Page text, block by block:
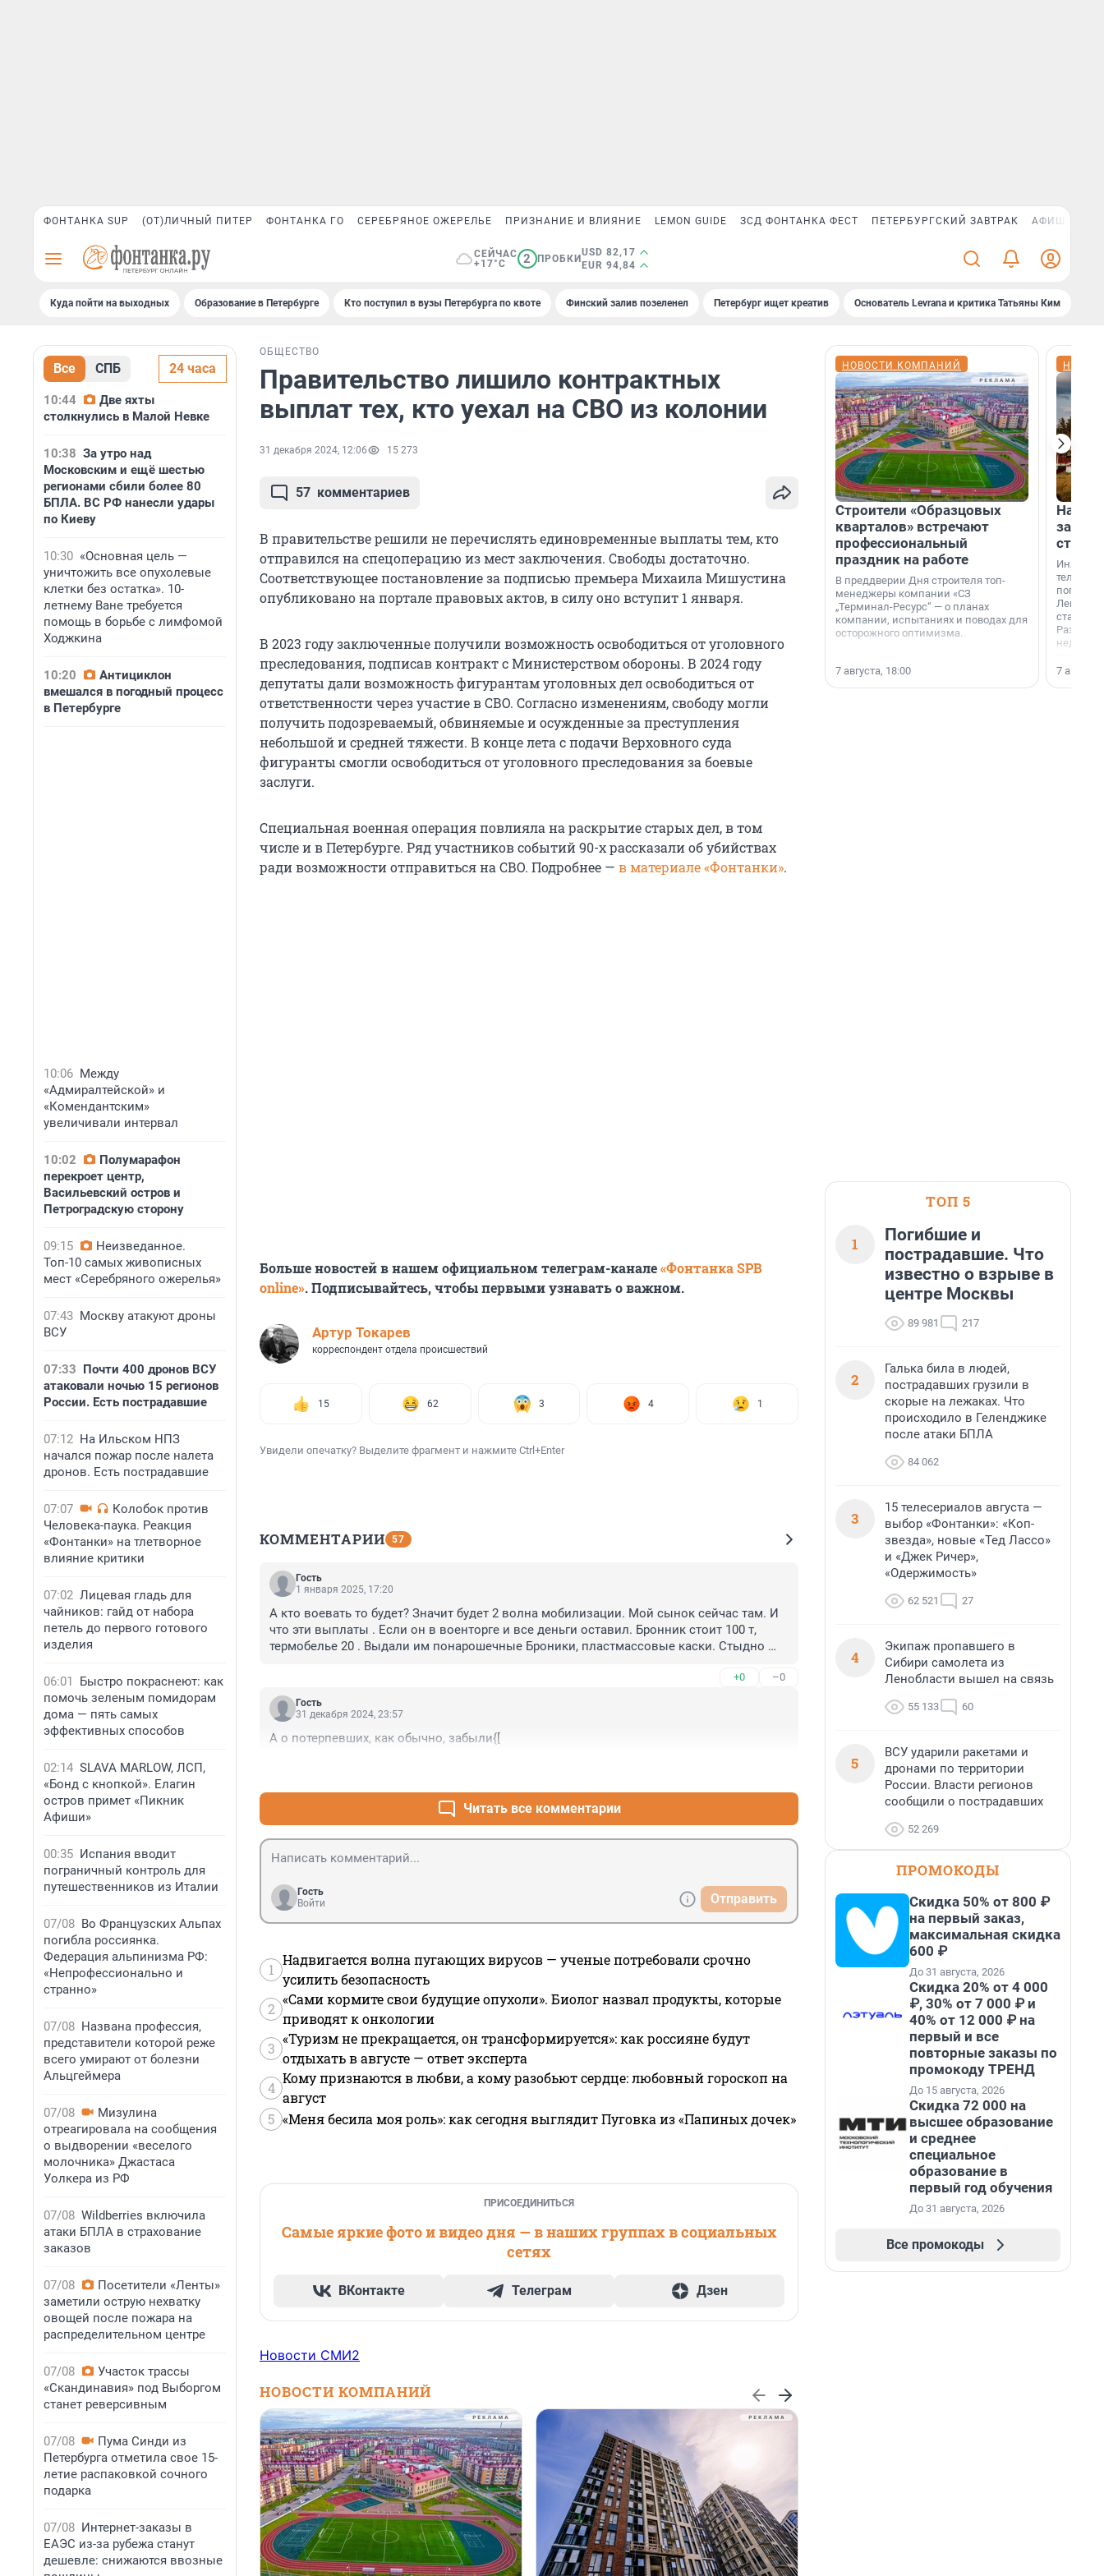
ФОНТАНКА SUP (ОТ)ЛИЧНЫЙ ПИТЕР ФОНТАНКА ГО СЕРЕБРЯНОЕ ОЖЕРЕЛЬЕ ПРИЗНАНИЕ И ВЛИЯНИЕ LEMON GUIDE ЗСД ФОНТАНКА ФЕСТ ПЕТЕРБУРГСКИЙ ЗАВТРАК АФИША PLUS
СЕЙЧАС
+17°C
2 ПРОБКИ
USD 82,17
EUR 94,84
Куда пойти на выходных Образование в Петербурге Кто поступил в вузы Петербурга по квоте Финский залив позеленел Петербург ищет креатив Основатель Levrana и критика Татьяны Ким
Все СПБ 24 часа
10:44
Две яхты
столкнулись в Малой Невке
10:38 За утро над
Московским и ещё шестью
регионами сбили более 80
БПЛА. ВС РФ нанесли удары
по Киеву
10:30 «Основная цель —
уничтожить все опухолевые
клетки без остатка». 10-
летнему Ване требуется
помощь в борьбе с лимфомой
Ходжкина
10:20
Антициклон
вмешался в погодный процесс
в Петербурге
10:06 Между
«Адмиралтейской» и
«Комендантским»
увеличивали интервал
10:02
Полумарафон
перекроет центр,
Васильевский остров и
Петроградскую сторону
09:15
Неизведанное.
Топ-10 самых живописных
мест «Серебряного ожерелья»
07:43 Москву атакуют дроны
ВСУ
07:33 Почти 400 дронов ВСУ
атаковали ночью 15 регионов
России. Есть пострадавшие
07:12 На Ильском НПЗ
начался пожар после налета
дронов. Есть пострадавшие
07:07
Колобок против
Человека-паука. Реакция
«Фонтанки» на тлетворное
влияние критики
07:02 Лицевая гладь для
чайников: гайд от набора
петель до первого готового
изделия
06:01
Быстро покраснеют: как
помочь зеленым помидорам
дома — пять самых
эффективных способов
02:14 SLAVA MARLOW, ЛСП,
«Бонд с кнопкой». Елагин
остров примет «Пикник
Афиши»
00:35 Испания вводит
пограничный контроль для
путешественников из Италии
07/08 Во Французских Альпах
погибла россиянка.
Федерация альпинизма РФ:
«Непрофессионально и
странно»
07/08 Названа профессия,
представители которой реже
всего умирают от болезни
Альцгеймера
07/08
Мизулина
отреагировала на сообщения
о выдворении «веселого
молочника» Джастаса
Уолкера из РФ
07/08 Wildberries включила
атаки БПЛА в страхование
заказов
07/08
Посетители «Ленты»
заметили острую нехватку
овощей после пожара на
распределительном центре
07/08
Участок трассы
«Скандинавия» под Выборгом
станет реверсивным
07/08
Пума Синди из
Петербурга отметила свое 15-
летие распаковкой сочного
подарка
07/08 Интернет-заказы в
ЕАЭС из-за рубежа станут
дешевле: снижаются ввозные
ОБЩЕСТВО
Правительство лишило контрактных
выплат тех, кто уехал на СВО из колонии
31 декабря 2024, 12:06 15 273
57 комментариев
В правительстве решили не перечислять единовременные выплаты тем, кто
отправился на спецоперацию из мест заключения. Свободы достаточно.
Соответствующее постановление за подписью премьера Михаила Мишустина
опубликовано на портале правовых актов, в силу оно вступит 1 января.
В 2023 году заключенные получили возможность освободиться от уголовного
преследования, подписав контракт с Министерством обороны. В 2024 году
депутаты дали возможность фигурантам уголовных дел освободиться от
ответственности через участие в СВО. Согласно изменениям, свободу могли
получить подозреваемый, обвиняемые и осужденные за преступления
небольшой и средней тяжести. В конце лета с подачи Верховного суда
фигуранты смогли освободиться от уголовного преследования за боевые
заслуги.
Специальная военная операция повлияла на раскрытие старых дел, в том
числе и в Петербурге. Ряд участников событий 90-х рассказали об убийствах
ради возможности отправиться на СВО. Подробнее — в материале «Фонтанки».
Больше новостей в нашем официальном телеграм-канале«Фонтанка SPB
online». Подписывайтесь, чтобы первыми узнавать о важном.
Артур Токарев
корреспондент отдела происшествий
15 62 3 4 1
Увидели опечатку? Выделите фрагмент и нажмите Ctrl+Enter
КОММЕНТАРИИ 57
Гость
1 января 2025, 17:20
А кто воевать то будет? Значит будет 2 волна мобилизации. Мой сынок сейчас там. И
что эти выплаты . Если он в военторге и все деньги оставил. Бронник стоит 100 т,
термобелье 20 . Выдали им понарошечные Броники, пластмассовые каски. Стыдно
+0 –0
Гость
31 декабря 2024, 23:57
А о потерпевших, как обычно, забыли{[
Читать все комментарии
Гость
Войти
Отправить
1
Надвигается волна пугающих вирусов — ученые потребовали срочно
усилить безопасность
2
«Сами кормите свои будущие опухоли». Биолог назвал продукты, которые
приводят к онкологии
3
«Туризм не прекращается, он трансформируется»: как россияне будут
отдыхать в августе — ответ эксперта
4
Кому признаются в любви, а кому разобьют сердце: любовный гороскоп на
август
5 «Меня бесила моя роль»: как сегодня выглядит Пуговка из «Папиных дочек»
ПРИСОЕДИНИТЬСЯ
Самые яркие фото и видео дня — в наших группах в социальных
сетях
ВКонтакте Телеграм Дзен
Новости СМИ2
НОВОСТИ КОМПАНИЙ
НОВОСТИ КОМПАНИЙ
Строители «Образцовых
кварталов» встречают
профессиональный
праздник на работе
В преддверии Дня строителя топ-
менеджеры компании «СЗ
„Терминал-Ресурс“ — о планах
компании, испытаниях и поводах для
осторожного оптимизма.
7 августа, 18:00
На
станции
7
ТОП 5
1
Погибшие и
пострадавшие. Что
известно о взрыве в
центре Москвы
89 981 217
2
Галька била в людей,
пострадавших грузили в
скорые на лежаках. Что
происходило в Геленджике
после атаки БПЛА
84 062
3
15 телесериалов августа —
выбор «Фонтанки»: «Коп-
звезда», новые «Тед Лассо»
и «Джек Ричер»,
«Одержимость»
62 521 27
4
Экипаж пропавшего в
Сибири самолета из
Ленобласти вышел на связь
55 133 60
5
ВСУ ударили ракетами и
дронами по территории
России. Власти регионов
сообщили о пострадавших
52 269
ПРОМОКОДЫ
Скидка 50% от 800 ₽
на первый заказ,
максимальная скидка
600 ₽
До 31 августа, 2026
Скидка 20% от 4 000
₽, 30% от 7 000 ₽ и
40% от 12 000 ₽ на
первый и все
повторные заказы по
промокоду ТРЕНД
До 15 августа, 2026
Скидка 72 000 на
высшее образование
и среднее
специальное
образование в
первый год обучения
До 31 августа, 2026
Все промокоды